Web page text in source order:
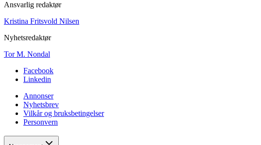
Ansvarlig redaktør
Kristina Fritsvold Nilsen
Nyhetsredaktør
Tor M. Nondal
Facebook
Linkedin
Annonser
Nyhetsbrev
Vilkår og bruksbetingelser
Personvern